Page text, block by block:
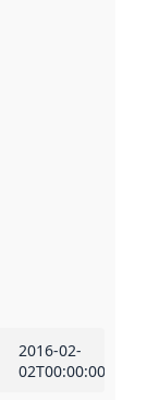
2016-02-
02T00:00:00Z